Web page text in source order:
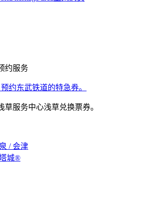
约服务
约东武铁道的特急券。
草服务中心浅草兑换票券。
/ 会津
城®